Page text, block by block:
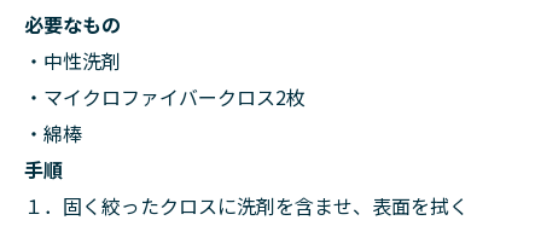
必要なもの
・中性洗剤
・マイクロファイバークロス2枚
・綿棒
手順
１．固く絞ったクロスに洗剤を含ませ、表面を拭く